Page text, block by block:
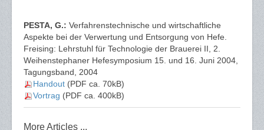
PESTA, G.: Verfahrenstechnische und wirtschaftliche
Aspekte bei der Verwertung und Entsorgung von Hefe.
Freising: Lehrstuhl für Technologie der Brauerei II, 2.
Weihenstephaner Hefesymposium 15. und 16. Juni 2004,
Tagungsband, 2004
Handout (PDF ca. 70kB)
Vortrag (PDF ca. 400kB)
More Articles ...